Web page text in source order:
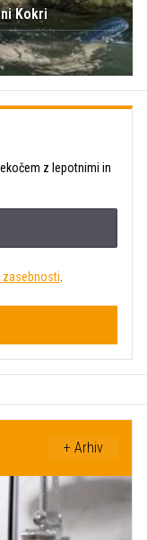
Kokri
z lepotnimi in
+ Arhiv